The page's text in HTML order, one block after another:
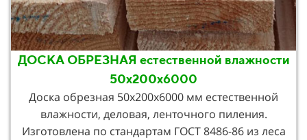
ДОСКА ОБРЕЗНАЯ естественной влажности
50х200х6000
Доска обрезная 50х200х6000 мм естественной
влажности, деловая, ленточного пиления.
Изготовлена по стандартам ГОСТ 8486-86 из леса